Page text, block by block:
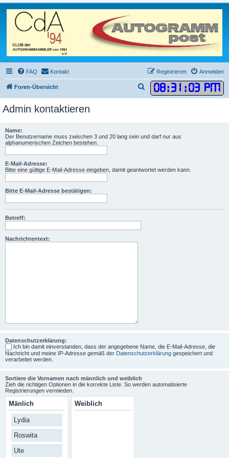
FAQ Kontakt Anmelden
Registrieren
Foren-Übersicht 08:31 :03 PM
u
e
Admin kontaktieren
Name:
Der Benutzername muss zwischen 3 und 20 lang sein und darf nur aus
alphanumerischen Zeichen bestehen.
E-Mail-Adresse:
Bitte eine gültige E-Mail-Adresse eingeben, damit geantwortet werden kann.
Bitte E-Mail-Adresse bestätigen:
Betreff:
Nachrichtentext:
Datenschutzerklärung:
Ich bin damit einverstanden, dass der angegebene Name, die E-Mail-Adresse, die
Nachricht und meine IP-Adresse gemäß der Datenschutzerklärung gespeichert und
verarbeitet werden.
Sortiere die Vornamen nach männlich und weiblich
Zieh die richtigen Optionen in die korrekte Liste. So werden automatisierte
Registrierungen vermieden.
Mänlich
Lydia
Roswita
Ute
Weiblich